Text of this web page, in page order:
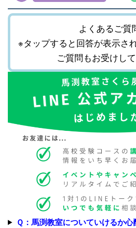
よくあるご質
※タップすると回答が表示さ
ご質問もお受けし
Ｑ：馬渕教室についていけるか心